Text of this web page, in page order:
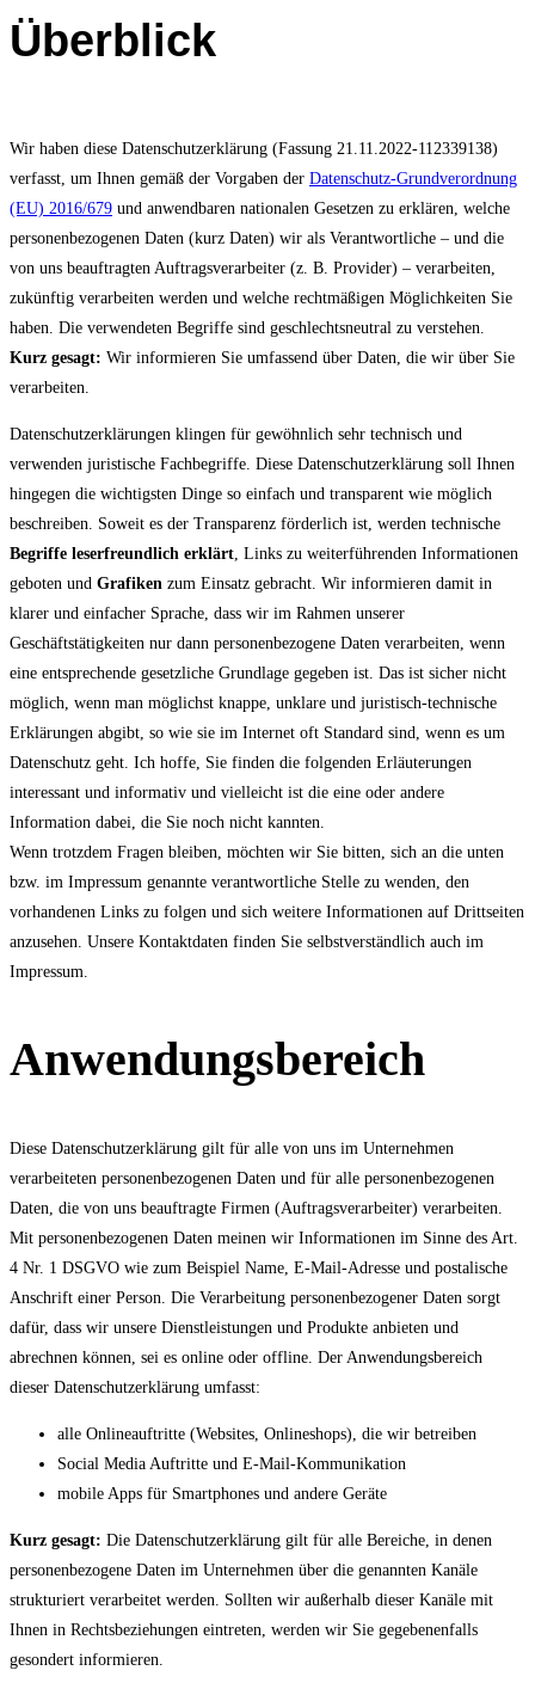
Überblick
Wir haben diese Datenschutzerklärung (Fassung 21.11.2022-112339138)
verfasst, um Ihnen gemäß der Vorgaben der Datenschutz-Grundverordnung
(EU) 2016/679 und anwendbaren nationalen Gesetzen zu erklären, welche
personenbezogenen Daten (kurz Daten) wir als Verantwortliche – und die
von uns beauftragten Auftragsverarbeiter (z. B. Provider) – verarbeiten,
zukünftig verarbeiten werden und welche rechtmäßigen Möglichkeiten Sie
haben. Die verwendeten Begriffe sind geschlechtsneutral zu verstehen.
Kurz gesagt: Wir informieren Sie umfassend über Daten, die wir über Sie
verarbeiten.
Datenschutzerklärungen klingen für gewöhnlich sehr technisch und
verwenden juristische Fachbegriffe. Diese Datenschutzerklärung soll Ihnen
hingegen die wichtigsten Dinge so einfach und transparent wie möglich
beschreiben. Soweit es der Transparenz förderlich ist, werden technische
Begriffe leserfreundlich erklärt, Links zu weiterführenden Informationen
geboten und Grafiken zum Einsatz gebracht. Wir informieren damit in
klarer und einfacher Sprache, dass wir im Rahmen unserer
Geschäftstätigkeiten nur dann personenbezogene Daten verarbeiten, wenn
eine entsprechende gesetzliche Grundlage gegeben ist. Das ist sicher nicht
möglich, wenn man möglichst knappe, unklare und juristisch-technische
Erklärungen abgibt, so wie sie im Internet oft Standard sind, wenn es um
Datenschutz geht. Ich hoffe, Sie finden die folgenden Erläuterungen
interessant und informativ und vielleicht ist die eine oder andere
Information dabei, die Sie noch nicht kannten.
Wenn trotzdem Fragen bleiben, möchten wir Sie bitten, sich an die unten
bzw. im Impressum genannte verantwortliche Stelle zu wenden, den
vorhandenen Links zu folgen und sich weitere Informationen auf Drittseiten
anzusehen. Unsere Kontaktdaten finden Sie selbstverständlich auch im
Impressum.
Anwendungsbereich
Diese Datenschutzerklärung gilt für alle von uns im Unternehmen
verarbeiteten personenbezogenen Daten und für alle personenbezogenen
Daten, die von uns beauftragte Firmen (Auftragsverarbeiter) verarbeiten.
Mit personenbezogenen Daten meinen wir Informationen im Sinne des Art.
4 Nr. 1 DSGVO wie zum Beispiel Name, E-Mail-Adresse und postalische
Anschrift einer Person. Die Verarbeitung personenbezogener Daten sorgt
dafür, dass wir unsere Dienstleistungen und Produkte anbieten und
abrechnen können, sei es online oder offline. Der Anwendungsbereich
dieser Datenschutzerklärung umfasst:
alle Onlineauftritte (Websites, Onlineshops), die wir betreiben
Social Media Auftritte und E-Mail-Kommunikation
mobile Apps für Smartphones und andere Geräte
Kurz gesagt: Die Datenschutzerklärung gilt für alle Bereiche, in denen
personenbezogene Daten im Unternehmen über die genannten Kanäle
strukturiert verarbeitet werden. Sollten wir außerhalb dieser Kanäle mit
Ihnen in Rechtsbeziehungen eintreten, werden wir Sie gegebenenfalls
gesondert informieren.